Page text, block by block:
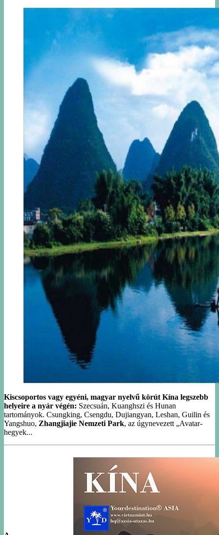
Kiscsoportos vagy egyéni, magyar nyelvű körút Kína legszebb
helyeire a nyár végén: Szecsuán, Kuanghszi és Hunan
tartományok. Csungking, Csengdu, Dujiangyan, Leshan, Guilin és
Yangshuo, Zhangjiajie Nemzeti Park, az úgynevezett „Avatar-
hegyek...